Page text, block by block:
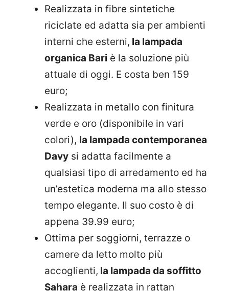
Realizzata in fibre sintetiche
riciclate ed adatta sia per ambienti
interni che esterni, la lampada
organica Bari è la soluzione più
attuale di oggi. E costa ben 159
euro;
Realizzata in metallo con finitura
verde e oro (disponibile in vari
colori), la lampada contemporanea
Davy si adatta facilmente a
qualsiasi tipo di arredamento ed ha
un’estetica moderna ma allo stesso
tempo elegante. Il suo costo è di
appena 39.99 euro;
Ottima per soggiorni, terrazze o
camere da letto molto più
accoglienti, la lampada da soffitto
Sahara è realizzata in rattan